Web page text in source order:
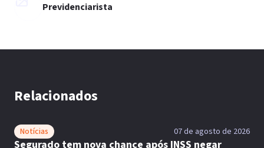
Previdenciarista
Relacionados
Notícias 07 de agosto de 2026
Segurado tem nova chance após INSS negar